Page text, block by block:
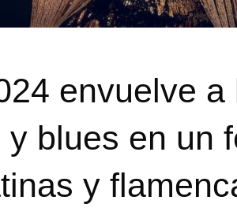
envuelve a
blues en un
y